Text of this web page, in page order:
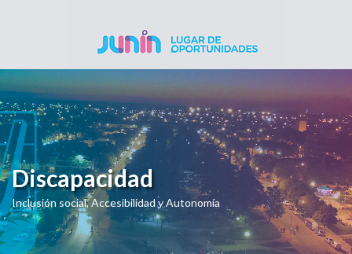
Discapacidad
Inclusión social, Accesibilidad y Autonomía